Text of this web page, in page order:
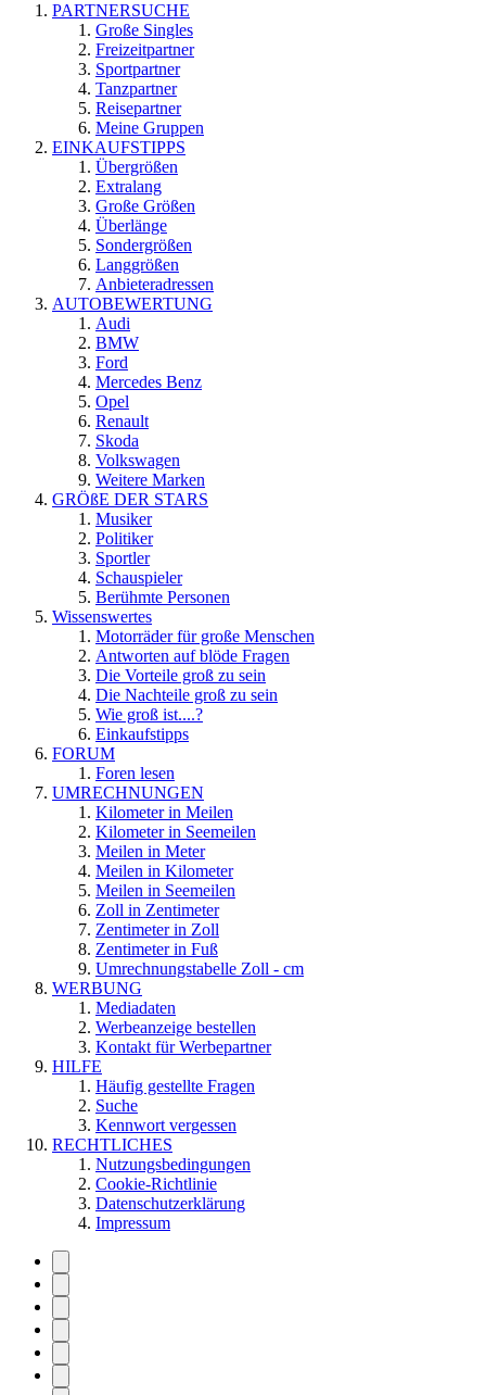
PARTNERSUCHE
Große Singles
Freizeitpartner
Sportpartner
Tanzpartner
Reisepartner
Meine Gruppen
EINKAUFSTIPPS
Übergrößen
Extralang
Große Größen
Überlänge
Sondergrößen
Langgrößen
Anbieteradressen
AUTOBEWERTUNG
Audi
BMW
Ford
Mercedes Benz
Opel
Renault
Skoda
Volkswagen
Weitere Marken
GRÖßE DER STARS
Musiker
Politiker
Sportler
Schauspieler
Berühmte Personen
Wissenswertes
Motorräder für große Menschen
Antworten auf blöde Fragen
Die Vorteile groß zu sein
Die Nachteile groß zu sein
Wie groß ist....?
Einkaufstipps
FORUM
Foren lesen
UMRECHNUNGEN
Kilometer in Meilen
Kilometer in Seemeilen
Meilen in Meter
Meilen in Kilometer
Meilen in Seemeilen
Zoll in Zentimeter
Zentimeter in Zoll
Zentimeter in Fuß
Umrechnungstabelle Zoll - cm
WERBUNG
Mediadaten
Werbeanzeige bestellen
Kontakt für Werbepartner
HILFE
Häufig gestellte Fragen
Suche
Kennwort vergessen
RECHTLICHES
Nutzungsbedingungen
Cookie-Richtlinie
Datenschutzerklärung
Impressum